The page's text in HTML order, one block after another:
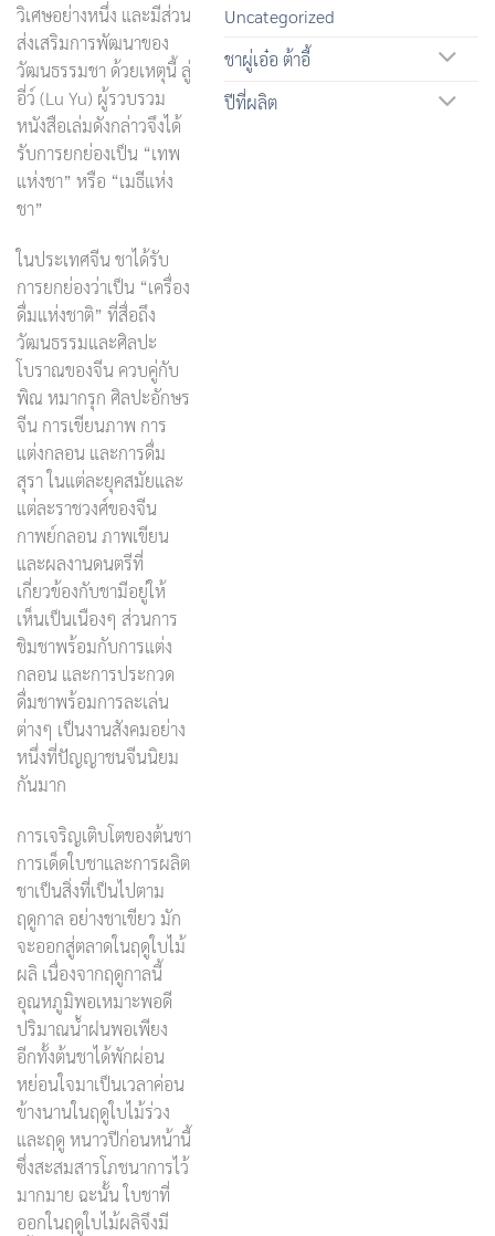
วิเศษอย่างหนึ่ง และมีส่วน
ส่งเสริมการพัฒนาของ
วัฒนธรรมชา ด้วยเหตุนี้ ลู่
อี่ว์ (Lu Yu) ผู้รวบรวม
หนังสือเล่มดังกล่าวจึงได้
รับการยกย่องเป็น “เทพ
แห่งชา” หรือ “เมธีแห่ง
ชา”
ในประเทศจีน ชาได้รับ
การยกย่องว่าเป็น “เครื่อง
ดื่มแห่งชาติ” ที่สื่อถึง
วัฒนธรรมและศิลปะ
โบราณของจีน ควบคู่กับ
พิณ หมากรุก ศิลปะอักษร
จีน การเขียนภาพ การ
แต่งกลอน และการดื่ม
สุรา ในแต่ละยุคสมัยและ
แต่ละราชวงศ์ของจีน
กาพย์กลอน ภาพเขียน
และผลงานดนตรีที่
เกี่ยวข้องกับชามีอยู่ให้
เห็นเป็นเนืองๆ ส่วนการ
ชิมชาพร้อมกับการแต่ง
กลอน และการประกวด
ดื่มชาพร้อมการละเล่น
ต่างๆ เป็นงานสังคมอย่าง
หนึ่งที่ปัญญาชนจีนนิยม
กันมาก
การเจริญเติบโตของต้นชา
การเด็ดใบชาและการผลิต
ชาเป็นสิ่งที่เป็นไปตาม
ฤดูกาล อย่างชาเขียว มัก
จะออกสู่ตลาดในฤดูใบไม้
ผลิ เนื่องจากฤดูกาลนี้
อุณหภูมิพอเหมาะพอดี
ปริมาณน้ำฝนพอเพียง
อีกทั้งต้นชาได้พักผ่อน
หย่อนใจมาเป็นเวลาค่อน
ข้างนานในฤดูใบไม้ร่วง
และฤดู หนาวปีก่อนหน้านี้
ซึ่งสะสมสารโภชนาการไว้
มากมาย ฉะนั้น ใบชาที่
ออกในฤดูใบไม้ผลิจึงมี
Uncategorized
ชาผู่เอ๋อ ต้าอี้
ปีที่ผลิต